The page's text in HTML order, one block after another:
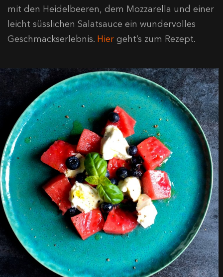
mit den Heidelbeeren, dem Mozzarella und einer
leicht süsslichen Salatsauce ein wundervolles
Geschmackserlebnis. Hier geht’s zum Rezept.